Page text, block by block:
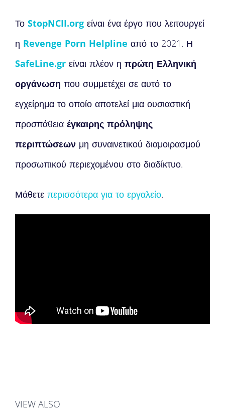
Το StopNCII.org είναι ένα έργο που λειτουργεί
η Revenge Porn Helpline από το 2021. Η
SafeLine.gr είναι πλέον η πρώτη Ελληνική
οργάνωση που συμμετέχει σε αυτό το
εγχείρημα το οποίο αποτελεί μια ουσιαστική
προσπάθεια έγκαιρης πρόληψης
περιπτώσεων μη συναινετικού διαμοιρασμού
προσωπικού περιεχομένου στο διαδίκτυο.
Μάθετε περισσότερα για το εργαλείο.
VIEW ALSO